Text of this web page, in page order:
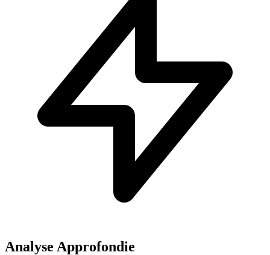
Analyse Approfondie